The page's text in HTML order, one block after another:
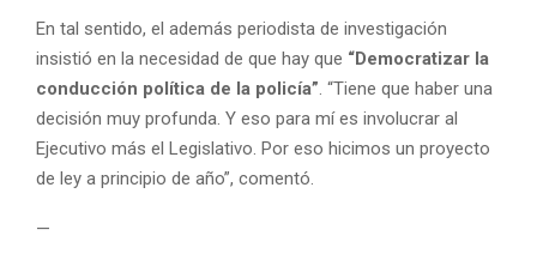
En tal sentido, el además periodista de investigación
insistió en la necesidad de que hay que “Democratizar la
conducción política de la policía” . “Tiene que haber una
decisión muy profunda. Y eso para mí es involucrar al
Ejecutivo más el Legislativo. Por eso hicimos un proyecto
de ley a principio de año”, comentó.
—